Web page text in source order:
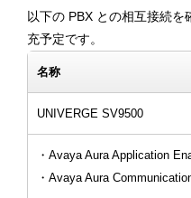
以下の PBX との相互接続
充予定です。
名称
UNIVERGE SV9500
・Avaya Aura Application
・Avaya Aura